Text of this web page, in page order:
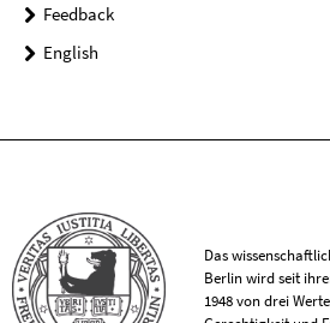
Feedback
English
Das
Berlin wird seit
1948 von drei